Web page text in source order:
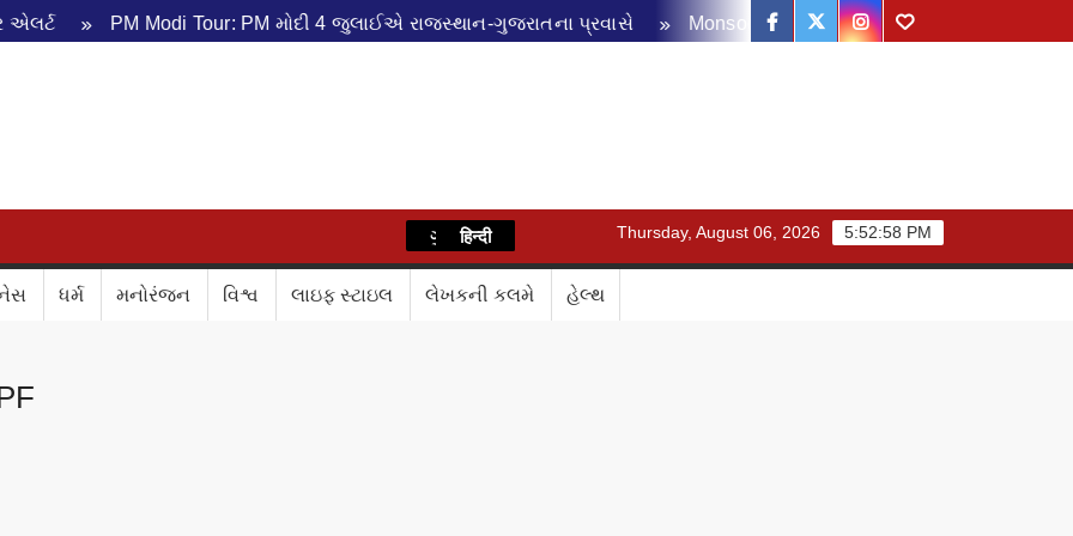
PM Modi Tour: PM મોદી 4 જુલાઈએ રાજસ્થાન-ગુજરાતના પ્રવાસે Monsoon Disaster Management Review Meeting:
Facebook
TwitterInstagram
Youtube
ગુજરાતી
हिन्दी 5:52:59 PM
Thursday, August 06, 2026
ધર્મ મનોરંજન વિશ્વ લાઇફ સ્ટાઇલ લેખકની કલમે હેલ્થ